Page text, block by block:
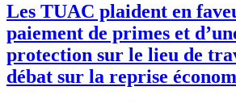
Les TUAC plaident en
paiement de primes et
protection sur le lieu de
débat sur la reprise